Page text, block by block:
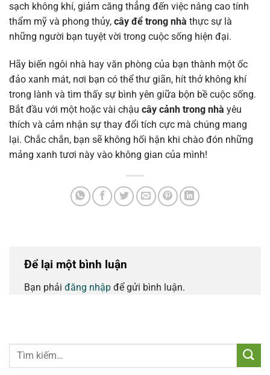
sạch không khí, giảm căng thẳng đến việc nâng cao tính
thẩm mỹ và phong thủy, cây để trong nhà thực sự là
những người bạn tuyệt vời trong cuộc sống hiện đại.
Hãy biến ngôi nhà hay văn phòng của bạn thành một ốc
đảo xanh mát, nơi bạn có thể thư giãn, hít thở không khí
trong lành và tìm thấy sự bình yên giữa bộn bề cuộc sống.
Bắt đầu với một hoặc vài chậu cây cảnh trong nhà yêu
thích và cảm nhận sự thay đổi tích cực mà chúng mang
lại. Chắc chắn, bạn sẽ không hối hận khi chào đón những
mảng xanh tươi này vào không gian của mình!
Để lại một bình luận
Bạn phải đăng nhập để gửi bình luận.